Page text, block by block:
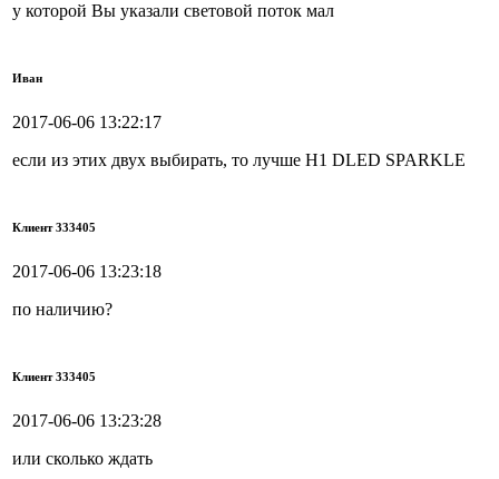
у которой Вы указали световой поток мал
Иван
2017-06-06 13:22:17
если из этих двух выбирать, то лучше H1 DLED SPARKLE
Клиент 333405
2017-06-06 13:23:18
по наличию?
Клиент 333405
2017-06-06 13:23:28
или сколько ждать